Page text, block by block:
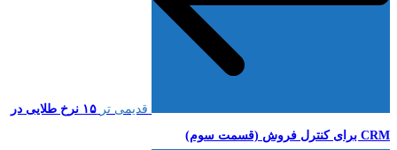
قدیمی تر
۱۵ نرخ طلایی در
CRM برای کنترل فروش (قسمت سوم)